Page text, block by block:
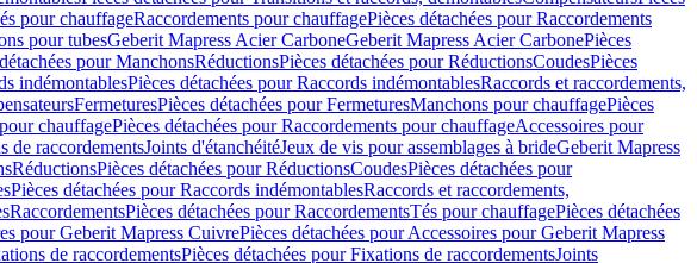
pour chauffageRaccordements pour chauffagePièces détachées pour Raccordements
pour tubesGeberit Mapress Acier CarboneGeberit Mapress Acier CarbonePièces
pour ManchonsRéductionsPièces détachées pour RéductionsCoudesPièces
indémontablesPièces détachées pour Raccords indémontablesRaccords et raccordements,
FermeturesPièces détachées pour FermeturesManchons pour chauffagePièces
chauffagePièces détachées pour Raccordements pour chauffageAccessoires pour
de raccordementsJoints d'étanchéitéJeux de vis pour assemblages à brideGeberit Mapress
RéductionsPièces détachées pour RéductionsCoudesPièces détachées pour
Pièces détachées pour Raccords indémontablesRaccords et raccordements,
RaccordementsPièces détachées pour RaccordementsTés pour chauffagePièces détachées
pour Geberit Mapress CuivrePièces détachées pour Accessoires pour Geberit Mapress
de raccordementsPièces détachées pour Fixations de raccordementsJoints